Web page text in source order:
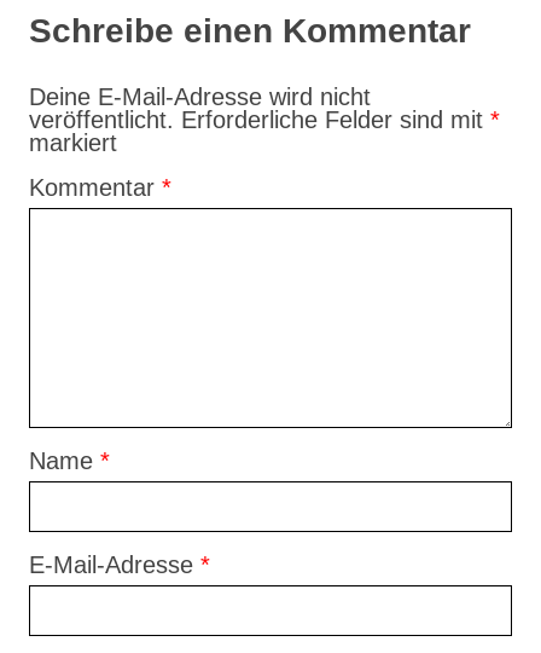
Schreibe einen Kommentar
Deine E-Mail-Adresse wird nicht
veröffentlicht. Erforderliche Felder sind mit *
markiert
Kommentar *
Name *
E-Mail-Adresse *